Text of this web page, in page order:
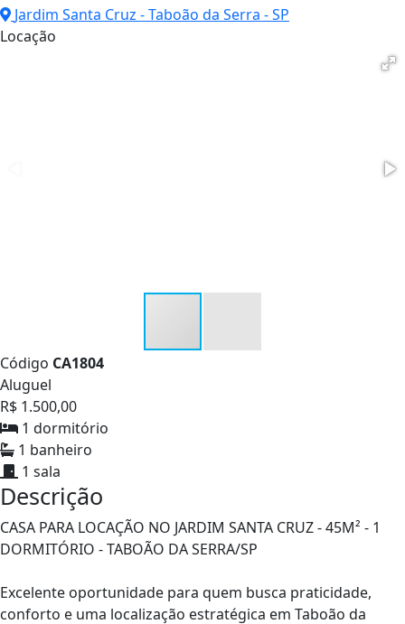
Jardim Santa Cruz - Taboão da Serra - SP
Locação
Código CA1804
Aluguel
R$ 1.500,00
1 dormitório
1 banheiro
1 sala
Descrição
CASA PARA LOCAÇÃO NO JARDIM SANTA CRUZ - 45M² - 1
DORMITÓRIO - TABOÃO DA SERRA/SP
Excelente oportunidade para quem busca praticidade,
conforto e uma localização estratégica em Taboão da